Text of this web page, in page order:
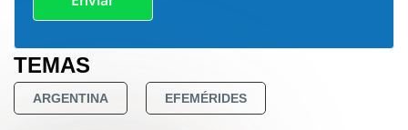
TEMAS
ARGENTINA EFEMÉRIDES